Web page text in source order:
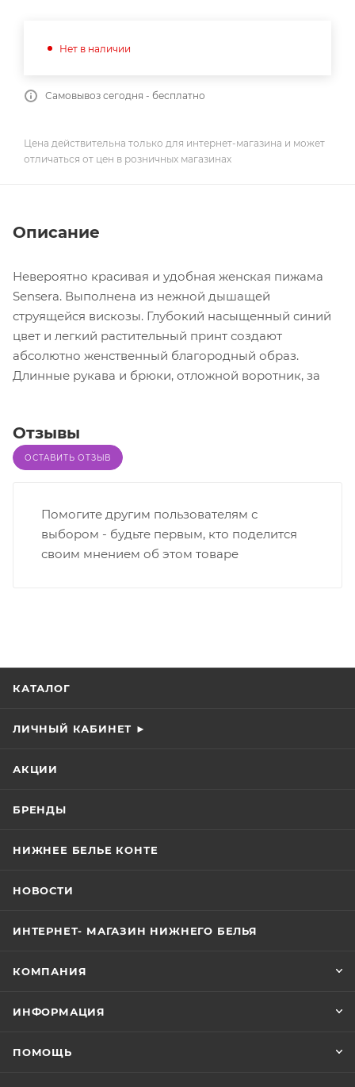
Нет в наличии
Самовывоз сегодня - бесплатно
Цена действительна только для интернет-магазина и может
отличаться от цен в розничных магазинах
Описание
Невероятно красивая и удобная женская пижама
Sensera. Выполнена из нежной дышащей
струящейся вискозы. Глубокий насыщенный синий
цвет и легкий растительный принт создают
абсолютно женственный благородный образ.
Длинные рукава и брюки, отложной воротник, за
Отзывы
ОСТАВИТЬ ОТЗЫВ
Помогите другим пользователям с
выбором - будьте первым, кто поделится
своим мнением об этом товаре
КАТАЛОГ
ЛИЧНЫЙ КАБИНЕТ ►
АКЦИИ
БРЕНДЫ
НИЖНЕЕ БЕЛЬЕ КОНТЕ
НОВОСТИ
ИНТЕРНЕТ- МАГАЗИН НИЖНЕГО БЕЛЬЯ
КОМПАНИЯ
ИНФОРМАЦИЯ
ПОМОЩЬ